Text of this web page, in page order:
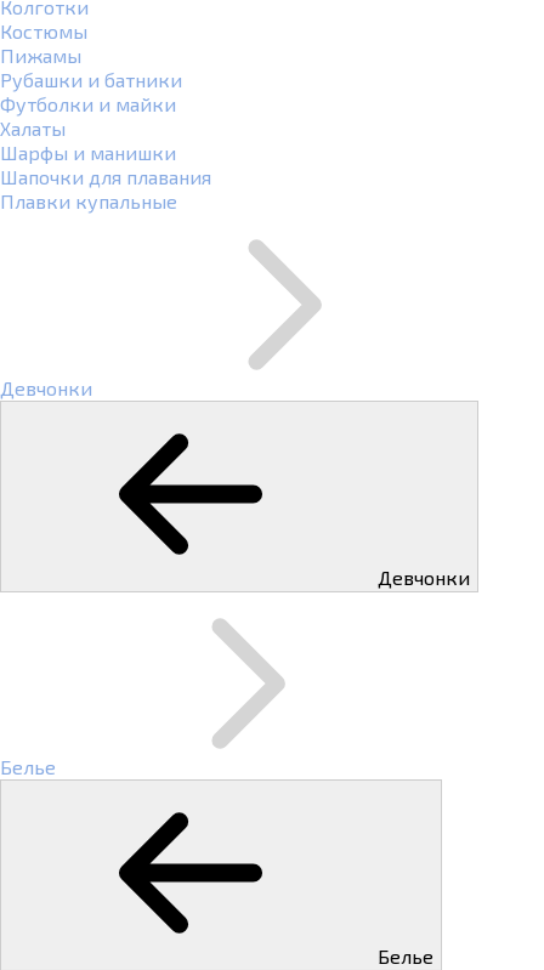
Колготки
Костюмы
Пижамы
Рубашки и батники
Футболки и майки
Халаты
Шарфы и манишки
Шапочки для плавания
Плавки купальные
Девчонки
Девчонки
Белье
Белье